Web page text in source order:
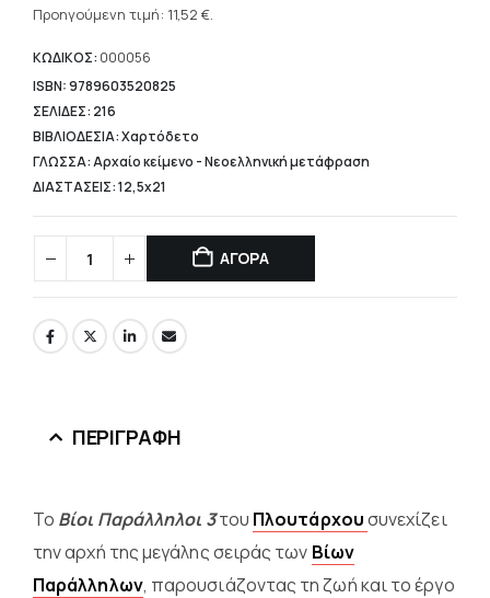
14,40 €.
τρέχουσα
είναι:
11,52 €.
Προηγούμενη τιμή: 11,52 €.
ΚΩΔΙΚΟΣ: 000056
ISBN: 9789603520825
ΣΕΛΙΔΕΣ: 216
ΒΙΒΛΙΟΔΕΣΙΑ: Χαρτόδετο
ΓΛΩΣΣΑ: Αρχαίο κείμενο - Νεοελληνική μετάφραση
ΔΙΑΣΤΑΣΕΙΣ: 12,5x21
ΑΓΟΡΑ
ΠΕΡΙΓΡΑΦΉ
Το Βίοι Παράλληλοι 3του Πλουτάρχουσυνεχίζει
την αρχή της μεγάλης σειράς των Βίων
Παράλληλων, παρουσιάζοντας τη ζωή και το έργο